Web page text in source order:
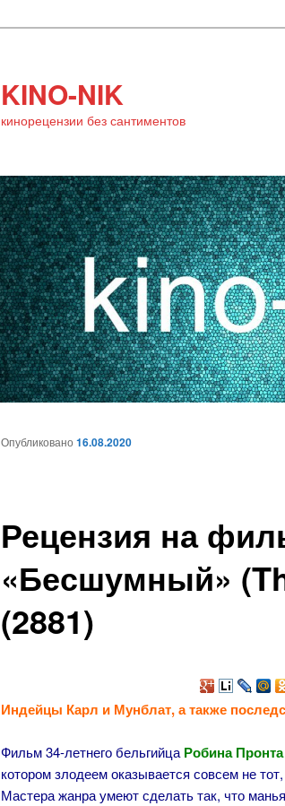
KINO-NIK
кинорецензии без сантиментов
содержимому
Рецензия на
«Бесшумный»
(2881)
Опубликовано16.08.2020
Индейцы Карл и Мунблат, а также
Фильм 34-летнего бельгийцаРобина Пронта
котором злодеем оказывается совсем не
Мастера жанра умеют сделать так, что